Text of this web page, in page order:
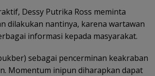
Dessy Putrika Ross meminta
dilakukan nantinya, karena wartawan
informasi kepada masyarakat.
sebagai pencerminan keakraban
Momentum inipun diharapkan dapat